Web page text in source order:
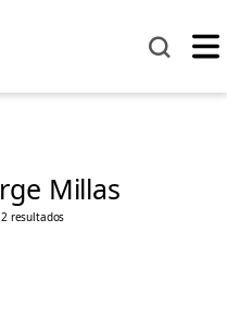
Millas
resultados